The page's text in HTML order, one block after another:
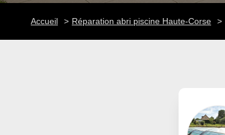
Accueil Réparation abri piscine Haute-Corse